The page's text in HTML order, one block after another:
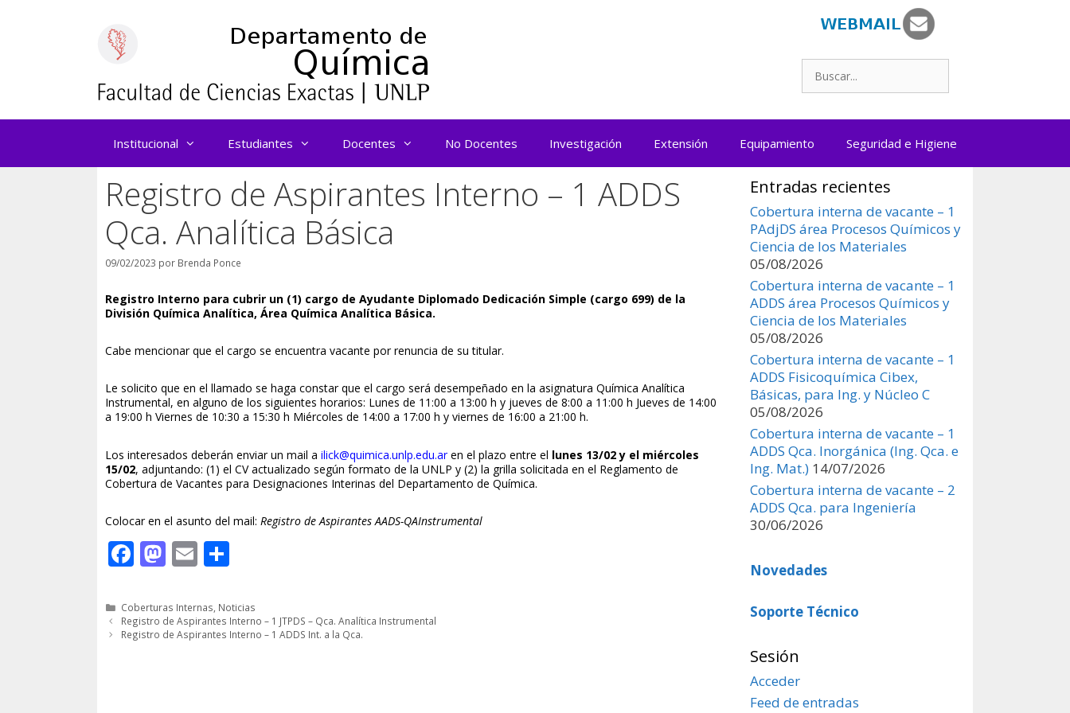
Buscar:
Institucional Estudiantes Docentes No Docentes Investigación Extensión Equipamiento Seguridad e Higiene
Registro de Aspirantes Interno – 1 ADDS
Qca. Analítica Básica
09/02/2023 por Brenda Ponce
Registro Interno para cubrir un (1) cargo de Ayudante Diplomado Dedicación Simple (cargo 699) de la
División Química Analítica, Área Química Analítica Básica.
Cabe mencionar que el cargo se encuentra vacante por renuncia de su titular.
Le solicito que en el llamado se haga constar que el cargo será desempeñado en la asignatura Química Analítica
Instrumental, en alguno de los siguientes horarios: Lunes de 11:00 a 13:00 h y jueves de 8:00 a 11:00 h Jueves de 14:00
a 19:00 h Viernes de 10:30 a 15:30 h Miércoles de 14:00 a 17:00 h y viernes de 16:00 a 21:00 h.
Los interesados deberán enviar un mail a ilick@quimica.unlp.edu.aren el plazo entre el lunes 13/02 y el miércoles
15/02, adjuntando: (1) el CV actualizado según formato de la UNLP y (2) la grilla solicitada en el Reglamento de
Cobertura de Vacantes para Designaciones Interinas del Departamento de Química.
Colocar en el asunto del mail: Registro de Aspirantes AADS-QAInstrumental
F
e
b
M
to
d
E
ai
l
m
p
Categorías
Coberturas Internas, Noticias
Registro de Aspirantes Interno – 1 JTPDS – Qca. Analítica Instrumental
Registro de Aspirantes Interno – 1 ADDS Int. a la Qca.
Entradas recientes
Cobertura interna de vacante – 1
PAdjDS área Procesos Químicos y
Ciencia de los Materiales
05/08/2026
Cobertura interna de vacante – 1
ADDS área Procesos Químicos y
Ciencia de los Materiales
05/08/2026
Cobertura interna de vacante – 1
ADDS Fisicoquímica Cibex,
Básicas, para Ing. y Núcleo C
05/08/2026
Cobertura interna de vacante – 1
ADDS Qca. Inorgánica (Ing. Qca. e
Ing. Mat.) 14/07/2026
Cobertura interna de vacante – 2
ADDS Qca. para Ingeniería
30/06/2026
Novedades
Soporte Técnico
Sesión
Acceder
Feed de entradas